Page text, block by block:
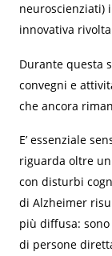
neuroscienziati)
innovativa
Durante questa
convegni e
che ancora
E’ essenziale
riguarda oltre
con disturbi
di Alzheimer
più diffusa:
di persone